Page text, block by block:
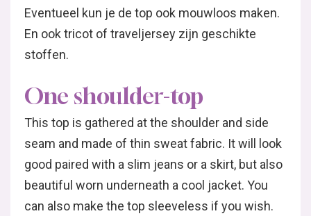
Eventueel kun je de top ook mouwloos maken.
En ook tricot of traveljersey zijn geschikte
stoffen.
One shoulder-top
This top is gathered at the shoulder and side
seam and made of thin sweat fabric. It will look
good paired with a slim jeans or a skirt, but also
beautiful worn underneath a cool jacket. You
can also make the top sleeveless if you wish.